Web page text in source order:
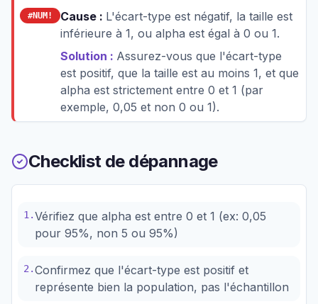
#NUM! Cause : L'écart-type est négatif, la taille est
inférieure à 1, ou alpha est égal à 0 ou 1.
Solution : Assurez-vous que l'écart-type
est positif, que la taille est au moins 1, et que
alpha est strictement entre 0 et 1 (par
exemple, 0,05 et non 0 ou 1).
Checklist de dépannage
1 .Vérifiez que alpha est entre 0 et 1 (ex: 0,05
pour 95%, non 5 ou 95%)
2 .Confirmez que l'écart-type est positif et
représente bien la population, pas l'échantillon